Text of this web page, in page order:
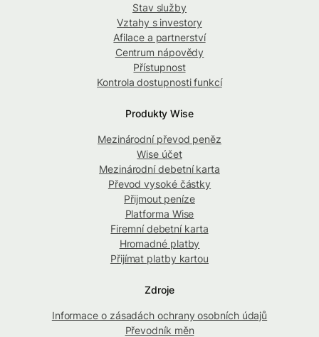
Stav služby
Vztahy s investory
Afilace a partnerství
Centrum nápovědy
Přístupnost
Kontrola dostupnosti funkcí
Produkty Wise
Mezinárodní převod peněz
Wise účet
Mezinárodní debetní karta
Převod vysoké částky
Přijmout peníze
Platforma Wise
Firemní debetní karta
Hromadné platby
Přijímat platby kartou
Zdroje
Informace o zásadách ochrany osobních údajů
Převodník měn